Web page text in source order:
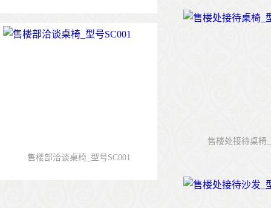
售楼部洽谈桌椅_型号SC001
售楼处接待桌椅